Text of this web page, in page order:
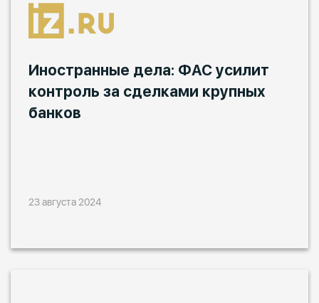
Иностранные дела: ФАС усилит
контроль за сделками крупных
банков
23 августа 2024